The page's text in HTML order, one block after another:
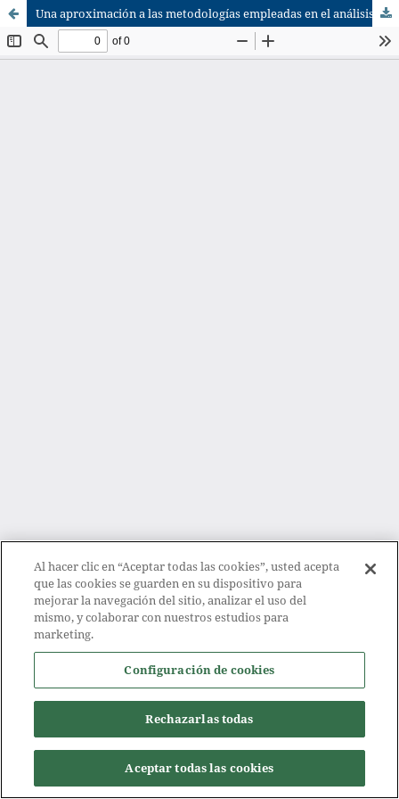
Una aproximación a las metodologías empleadas en el análisis de la comunicación empresarial
Al hacer clic en “Aceptar todas las cookies”, usted acepta
que las cookies se guarden en su dispositivo para
mejorar la navegación del sitio, analizar el uso del
mismo, y colaborar con nuestros estudios para
marketing.
Configuración de cookies
Rechazarlas todas
Aceptar todas las cookies